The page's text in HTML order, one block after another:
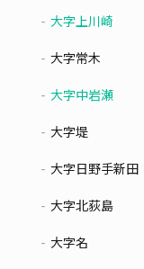
大字上川崎
大字常木
大字中岩瀬
大字堤
大字日野手新田
大字北荻島
大字名